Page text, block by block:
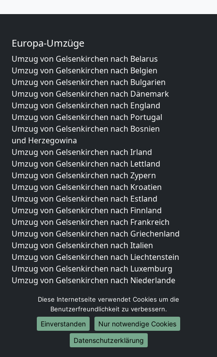
Europa-Umzüge
Umzug von Gelsenkirchen nach Belarus
Umzug von Gelsenkirchen nach Belgien
Umzug von Gelsenkirchen nach Bulgarien
Umzug von Gelsenkirchen nach Dänemark
Umzug von Gelsenkirchen nach England
Umzug von Gelsenkirchen nach Portugal
Umzug von Gelsenkirchen nach Bosnien
und Herzegowina
Umzug von Gelsenkirchen nach Irland
Umzug von Gelsenkirchen nach Lettland
Umzug von Gelsenkirchen nach Zypern
Umzug von Gelsenkirchen nach Kroatien
Umzug von Gelsenkirchen nach Estland
Umzug von Gelsenkirchen nach Finnland
Umzug von Gelsenkirchen nach Frankreich
Umzug von Gelsenkirchen nach Griechenland
Umzug von Gelsenkirchen nach Italien
Umzug von Gelsenkirchen nach Liechtenstein
Umzug von Gelsenkirchen nach Luxemburg
Umzug von Gelsenkirchen nach Niederlande
Umzüge-Deutschlandweit
Umzug von Gelsenkirchen nach Berlin
Umzug von Gelsenkirchen nach Hamburg
Umzug von Gelsenkirchen nach München
Diese Internetseite verwendet Cookies um die
Benutzerfreundlichkeit zu verbessern.
Einverstanden
Nur notwendige Cookies
Datenschutzerklärung